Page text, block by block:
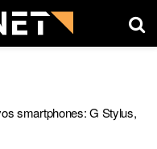
smartphones: G Stylus,